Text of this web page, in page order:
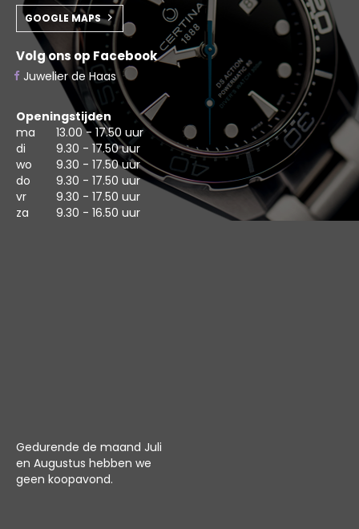
GOOGLE MAPS
Volg ons op Facebook
Juwelier de Haas
Openingstijden
ma
13.00 - 17.50 uur
di
9.30 - 17.50 uur
wo
9.30 - 17.50 uur
do
9.30 - 17.50 uur
vr
9.30 - 17.50 uur
za
9.30 - 16.50 uur
Gedurende de maand Juli
en Augustus hebben we
geen koopavond.